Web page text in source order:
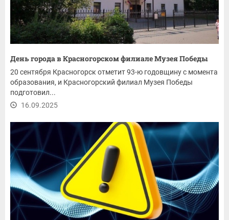
День города в Красногорском филиале Музея Победы
20 сентября Красногорск отметит 93-ю годовщину с момента
образования, и Красногорский филиал Музея Победы
подготовил...
16.09.2025